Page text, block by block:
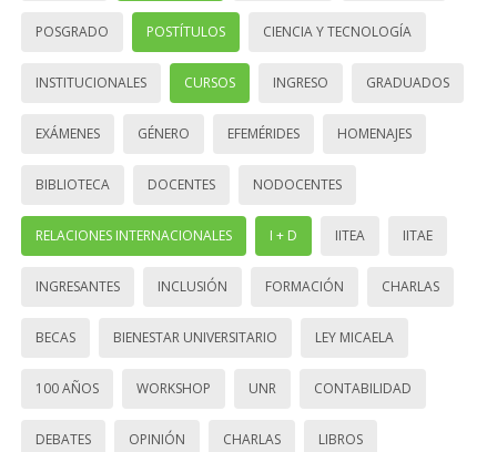
POSGRADO POSTÍTULOS CIENCIA Y TECNOLOGÍA
INSTITUCIONALES CURSOS INGRESO GRADUADOS
EXÁMENES GÉNERO EFEMÉRIDES HOMENAJES
BIBLIOTECA DOCENTES NODOCENTES
RELACIONES INTERNACIONALES I + D IITEA IITAE
INGRESANTES INCLUSIÓN FORMACIÓN CHARLAS
BECAS BIENESTAR UNIVERSITARIO LEY MICAELA
100 AÑOS WORKSHOP UNR CONTABILIDAD
DEBATES OPINIÓN CHARLAS LIBROS